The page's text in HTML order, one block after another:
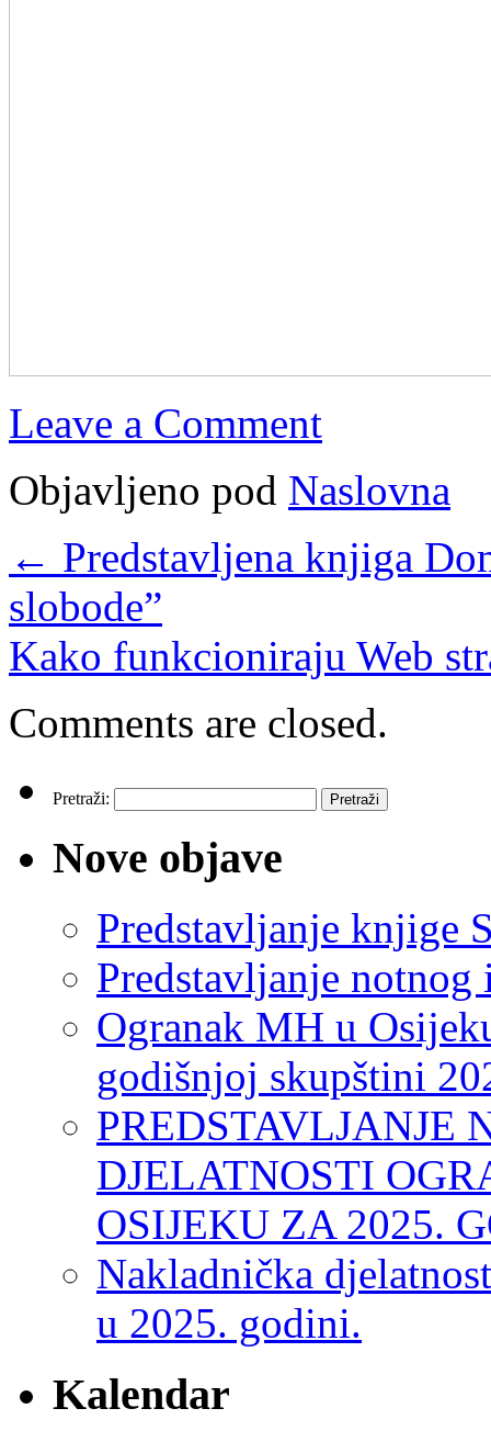
Leave a Comment
Objavljeno pod Naslovna
← Predstavljena knjiga
slobode”
Kako funkcioniraju Web
Comments are closed.
Pretraži:
Nove objave
Predstavljanje knjige
Predstavljanje
Ogranak MH u
godišnjoj skupštini
PREDSTAVLJANJE
DJELATNOSTI
OSIJEKU ZA 2025.
Nakladnička
u 2025. godini.
Kalendar